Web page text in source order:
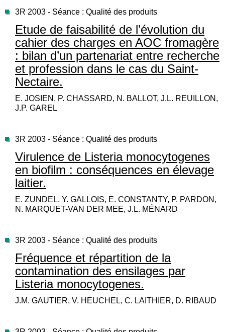
3R 2003 - Séance : Qualité des produits
Etude de faisabilité de l’évolution du
cahier des charges en AOC fromagère
: bilan d’un partenariat entre recherche
et profession dans le cas du Saint-
Nectaire.
E. JOSIEN, P. CHASSARD, N. BALLOT, J.L. REUILLON,
J.P. GAREL
3R 2003 - Séance : Qualité des produits
Virulence de Listeria monocytogenes
en biofilm : conséquences en élevage
laitier.
E. ZUNDEL, Y. GALLOIS, E. CONSTANTY, P. PARDON,
N. MARQUET-VAN DER MEE, J.L. MÉNARD
3R 2003 - Séance : Qualité des produits
Fréquence et répartition de la
contamination des ensilages par
Listeria monocytogenes.
J.M. GAUTIER, V. HEUCHEL, C. LAITHIER, D. RIBAUD